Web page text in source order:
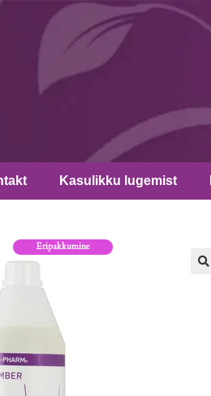
Kasulikku lugemist
Eripakkumine